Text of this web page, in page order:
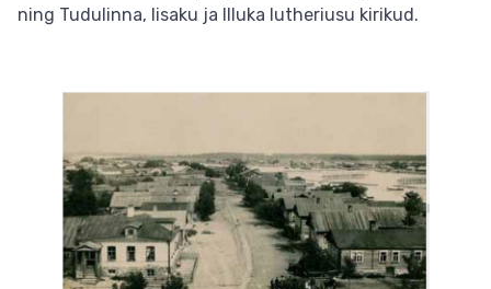
ning Tudulinna, Iisaku ja Illuka lutheriusu kirikud.